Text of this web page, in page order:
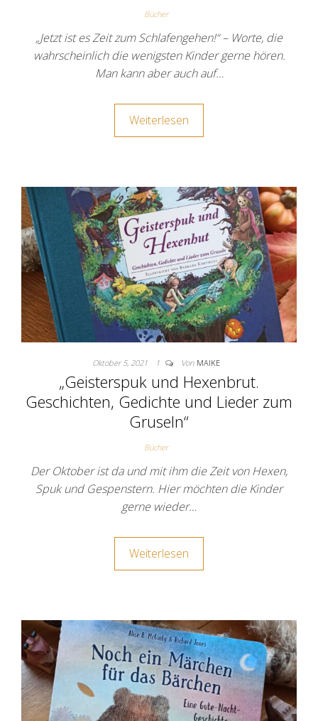
Bücher
„Jetzt ist es Zeit zum Schlafengehen!“ – Worte, die
wahrscheinlich die wenigsten Kinder gerne hören.
Man kann aber auch auf…
Weiterlesen
Oktober 5, 2021 1 Von MAIKE
„Geisterspuk und Hexenbrut.
Geschichten, Gedichte und Lieder zum
Gruseln“
Bücher
Der Oktober ist da und mit ihm die Zeit von Hexen,
Spuk und Gespenstern. Hier möchten die Kinder
gerne wieder…
Weiterlesen